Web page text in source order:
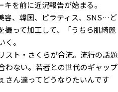
を前に近況報告が始まる。
容、韓国、ピラティス、SNS…ど
撮って加工して、「うちら肌綺麗
。
スト・さくらが合流。流行の話題
わない。若者との世代のギャップ
さん達ってどうなりたいんです